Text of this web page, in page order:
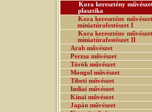
Kora keresztény
plasztika
Kora keresztény
miniatúrafestészet I
Kora keresztény
miniatúrafestészet II
Arab művészet
Perzsa művészet
Török művészet
Mongol művészet
Tibeti művészet
Indiai művészet
Kínai művészet
Japán művészet